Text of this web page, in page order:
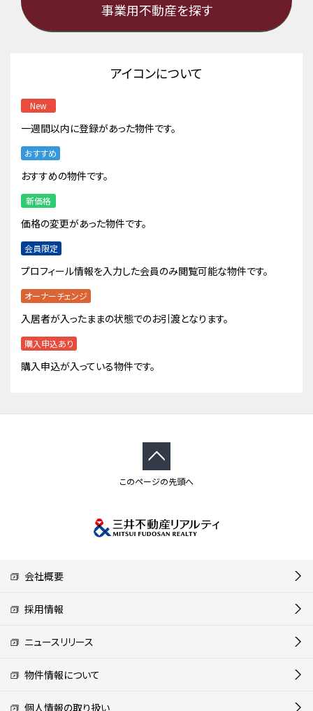
事業用不動産を探す
アイコンについて
New
一週間以内に登録があった物件です。
おすすめ
おすすめの物件です。
新価格
価格の変更があった物件です。
会員限定
プロフィール情報を入力した会員のみ閲覧可能な物件です。
オーナーチェンジ
入居者が入ったままの状態でのお引渡となります。
購入申込あり
購入申込が入っている物件です。
このページの先頭へ
会社概要
採用情報
ニュースリリース
物件情報について
個人情報の取り扱い